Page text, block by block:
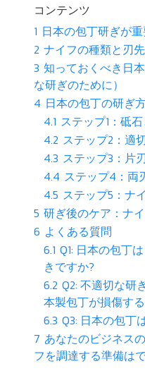
コンテンツ
1 日本の包丁研ぎが
2 ナイフの種類と刃
3 知っておくべき日
な研ぎのために）
4 日本の包丁の研ぎ
4.1 ステップ1：砥
4.2 ステップ2：適
4.3 ステップ3：片
4.4 ステップ4：両
4.5 ステップ5：ナ
5 研ぎ後のケア：ナ
6 よくある質問
6.1 Q1: 日本の包丁
きですか?
6.2 Q2: 不適切な研
本製包丁が損傷す
6.3 Q3: 日本の包丁
7 あなたのビジネス
フを調達する準備は